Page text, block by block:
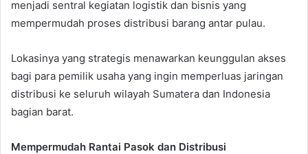
menjadi sentral kegiatan logistik dan bisnis yang
mempermudah proses distribusi barang antar pulau.
Lokasinya yang strategis menawarkan keunggulan akses
bagi para pemilik usaha yang ingin memperluas jaringan
distribusi ke seluruh wilayah Sumatera dan Indonesia
bagian barat.
Mempermudah Rantai Pasok dan Distribusi